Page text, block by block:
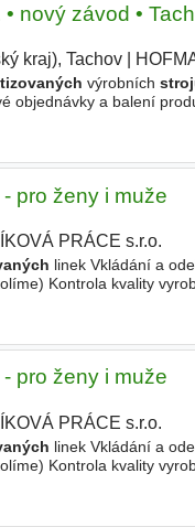
nový závod •
kraj), Tachov|
výrobních
objednávky a balení
pro ženy i muže
PRÁCE s.r.o.
linek Vkládání a
Kontrola kvality
pro ženy i muže
PRÁCE s.r.o.
linek Vkládání a
Kontrola kvality